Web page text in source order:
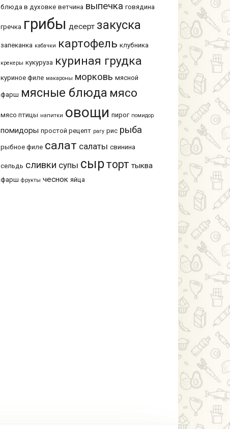
блюда в духовке ветчина выпечка говядина
гречка грибы десерт закуска
запеканка кабачки картофель клубника
крекеры кукуруза куриная грудка
куриное филе макароны морковь мясной
фарш мясные блюда мясо
мясо птицы напитки овощи пирог помидор
помидоры простой рецепт рагу рис рыба
рыбное филе салат салаты свинина
сельдь сливки супы сырторт тыква
фарш фрукты чеснок яйца